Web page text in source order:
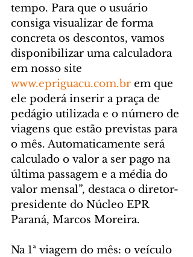
tempo. Para que o usuário
consiga visualizar de forma
concreta os descontos, vamos
disponibilizar uma calculadora
em nosso site
www.epriguacu.com.br em que
ele poderá inserir a praça de
pedágio utilizada e o número de
viagens que estão previstas para
o mês. Automaticamente será
calculado o valor a ser pago na
última passagem e a média do
valor mensal”, destaca o diretor-
presidente do Núcleo EPR
Paraná, Marcos Moreira.
Na 1ª viagem do mês: o veículo